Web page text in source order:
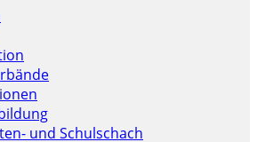
und Schulschach